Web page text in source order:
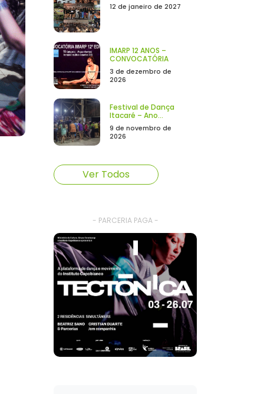
12 de janeiro de 2027
IMARP 12 ANOS –
CONVOCATÓRIA
3 de dezembro de
2026
Festival de Dança
Itacaré – Ano...
9 de novembro de
2026
Ver Todos
- PARCERIA PAGA -